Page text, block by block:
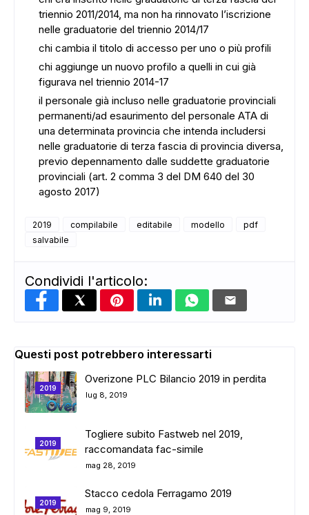
ADS
triennio 2011/2014, ma non ha rinnovato l’iscrizione
nelle graduatorie del triennio 2014/17
chi cambia il titolo di accesso per uno o più profili
chi aggiunge un nuovo profilo a quelli in cui già
figurava nel triennio 2014-17
il personale già incluso nelle graduatorie provinciali
permanenti/ad esaurimento del personale ATA di
una determinata provincia che intenda includersi
nelle graduatorie di terza fascia di provincia diversa,
previo depennamento dalle suddette graduatorie
provinciali (art. 2 comma 3 del DM 640 del 30
agosto 2017)
2019 compilabile editabile modello
pdf
salvabile
Condividi l'articolo:
Questi post potrebbero interessarti
2019
Overizone PLC Bilancio 2019 in perdita
lug 8, 2019
2019
Togliere subito Fastweb nel 2019,
raccomandata fac-simile
mag 28, 2019
2019
Stacco cedola Ferragamo 2019
mag 9, 2019